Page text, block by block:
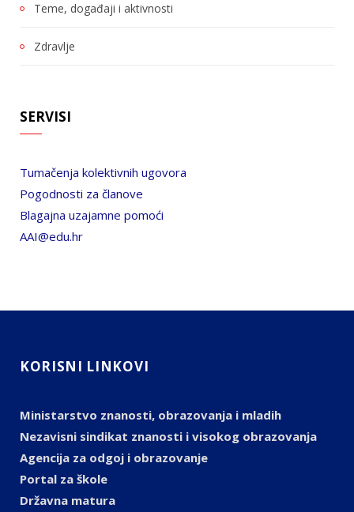
Teme, događaji i aktivnosti
Zdravlje
SERVISI
Tumačenja kolektivnih ugovora
Pogodnosti za članove
Blagajna uzajamne pomoći
AAI@edu.hr
KORISNI LINKOVI
Ministarstvo znanosti, obrazovanja i mladih
Nezavisni sindikat znanosti i visokog obrazovanja
Agencija za odgoj i obrazovanje
Portal za škole
Državna matura